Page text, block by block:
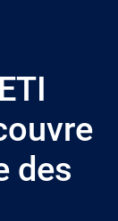
des